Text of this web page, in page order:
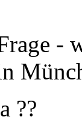
-
??